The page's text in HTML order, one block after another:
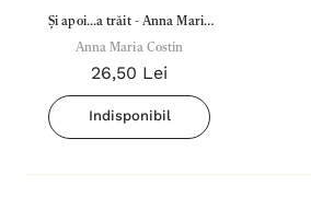
Și apoi...a trăit - Anna Maria
Costin
Anna Maria Costin
26,50 Lei
Indisponibil